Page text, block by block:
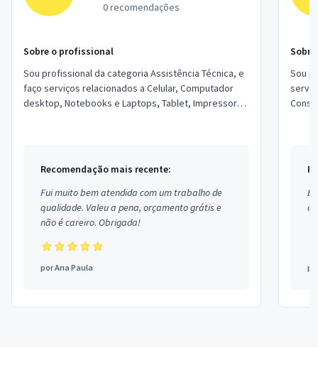
0 recomendações
Sobre o profissional
Sou profissional da categoria Assistência Técnica, e
faço serviços relacionados a Celular, Computador
desktop, Notebooks e Laptops, Tablet, Impressora,
Recomendação mais recente:
Fui muito bem atendida com um trabalho de
qualidade. Valeu a pena, orçamento grátis e
não é careiro. Obrigada!
porAna Paula
Sou